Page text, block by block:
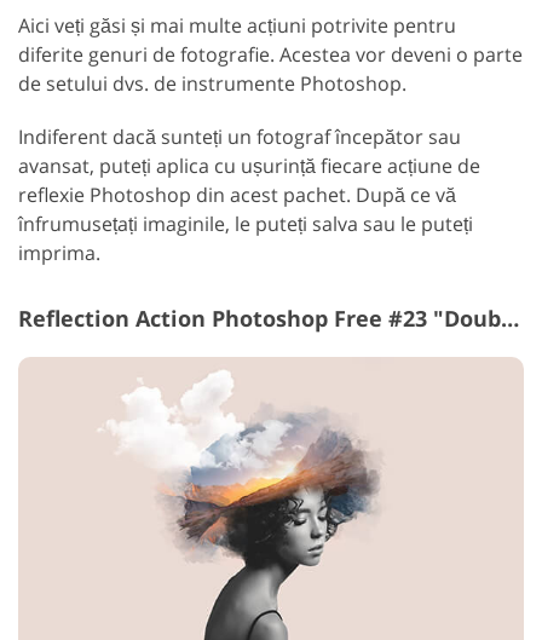
Aici veți găsi și mai multe acțiuni potrivite pentru
diferite genuri de fotografie. Acestea vor deveni o parte
de setului dvs. de instrumente Photoshop.
Indiferent dacă sunteți un fotograf începător sau
avansat, puteți aplica cu ușurință fiecare acțiune de
reflexie Photoshop din acest pachet. După ce vă
înfrumusețați imaginile, le puteți salva sau le puteți
imprima.
Reflection Action Photoshop Free #23 "Double Exposure"